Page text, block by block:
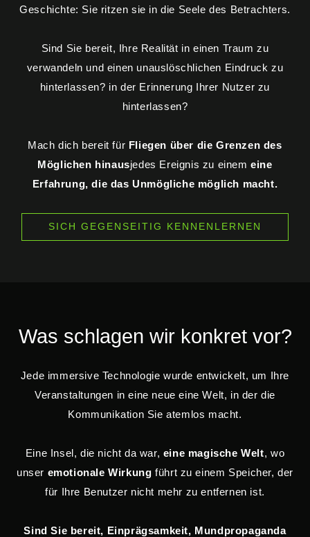
Geschichte: Sie ritzen sie in die Seele des Betrachters.
Sind Sie bereit, Ihre Realität in einen Traum zu
verwandeln und einen unauslöschlichen Eindruck zu
hinterlassen? in der Erinnerung Ihrer Nutzer zu
hinterlassen?
Mach dich bereit für Fliegen über die Grenzen des
Möglichen hinausjedes Ereignis zu einemeine
Erfahrung, die das Unmögliche möglich macht.
SICH GEGENSEITIG KENNENLERNEN
Was schlagen wir konkret vor?
Jede immersive Technologie wurde entwickelt, um Ihre
Veranstaltungen in eine neue eine Welt, in der die
Kommunikation Sie atemlos macht.
Eine Insel, die nicht da war, eine magische Welt, wo
unser emotionale Wirkung führt zu einem Speicher, der
für Ihre Benutzer nicht mehr zu entfernen ist.
Sind Sie bereit, Einprägsamkeit, Mundpropaganda